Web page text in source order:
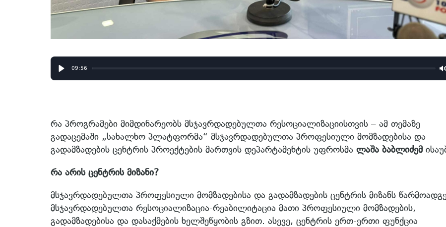
Play
09:56
რა პროგრამები მიმდინარეობს მსჯავრდადებულთა რესოციალიზაციისთვის – ამ თემაზე
გადაცემაში „სახალხო პლატფორმა“ მსჯავრდადებულთა პროფესიული მომზადებისა და
გადამზადების ცენტრის პროექტების მართვის დეპარტამენტის უფროსმა ლაშა ბაბლიძემ
რა არის ცენტრის მიზანი?
მსჯავრდადებულთა პროფესიული მომზადებისა და გადამზადების ცენტრის მიზანს
მსჯავრდადებულთა რესოციალიზაცია-რეაბილიტაცია მათი პროფესიული მომზადების,
გადამზადებისა და დასაქმების ხელშეწყობის გზით. ასევე, ცენტრის ერთ-ერთი ფუნქცია